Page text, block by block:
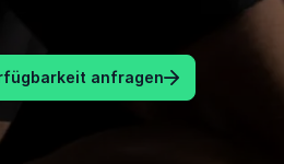
anfragen